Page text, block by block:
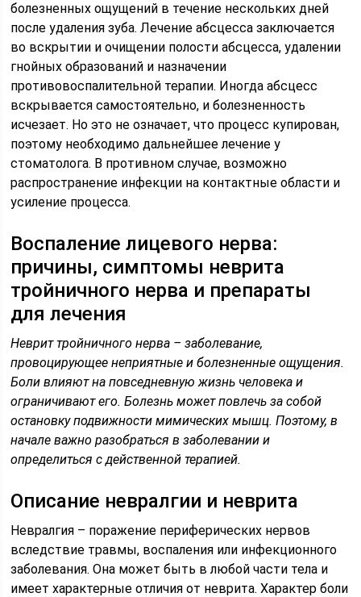
болезненных ощущений в течение нескольких дней
после удаления зуба. Лечение абсцесса заключается
во вскрытии и очищении полости абсцесса, удалении
гнойных образований и назначении
противовоспалительной терапии. Иногда абсцесс
вскрывается самостоятельно, и болезненность
исчезает. Но это не означает, что процесс купирован,
поэтому необходимо дальнейшее лечение у
стоматолога. В противном случае, возможно
распространение инфекции на контактные области и
усиление процесса.
Воспаление лицевого нерва:
причины, симптомы неврита
тройничного нерва и препараты
для лечения
Неврит тройничного нерва – заболевание,
провоцирующее неприятные и болезненные ощущения.
Боли влияют на повседневную жизнь человека и
ограничивают его. Болезнь может повлечь за собой
остановку подвижности мимических мышц. Поэтому, в
начале важно разобраться в заболевании и
определиться с действенной терапией.
Описание невралгии и неврита
Невралгия – поражение периферических нервов
вследствие травмы, воспаления или инфекционного
заболевания. Она может быть в любой части тела и
имеет характерные отличия от неврита. Характер боли